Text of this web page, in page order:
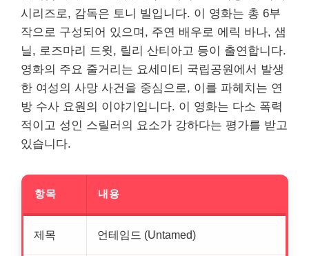
시리즈로, 감독은 토니 빌입니다. 이 영화는 총 6부
작으로 구성되어 있으며, 주연 배우로 에릭 바나, 샘
닐, 로즈마리 드윗, 릴리 산티아고 등이 출연합니다.
영화의 주요 줄거리는 요세미티 국립공원에서 발생
한 여성의 사망 사건을 중심으로, 이를 파헤치는 연
방 수사 요원의 이야기입니다. 이 영화는 다소 폭력
적이고 성인 스릴러의 요소가 강하다는 평가를 받고
있습니다.
항목 내용
제목 언테임드 (Untamed)